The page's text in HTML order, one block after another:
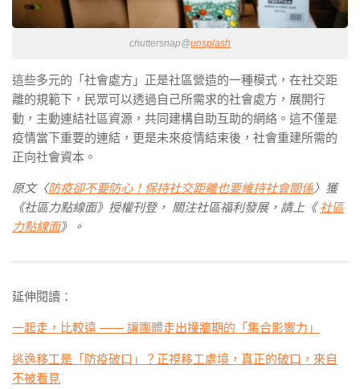
chuttersnap@unsplash
這些多元的「社會處方」正是社區營造的一種模式，在社交距
離的規範下，民眾可以透過自己所需求的社會處方，展開行
動，主動連結社區資源，共同建構自助互助的網絡。這不僅是
疫情當下重要的連結，更是未來疫情結束後，社會重建所需的
正向社會資本。
原文〈防疫卻不要防心！保持社交距離也要維持社會關係〉獲
《社區力點線面》授權刊登， 關注社區福利發展，請上《社區
力點線面》。
延伸閱讀：
一起走，比較遠 —— 讓團體走出撞牆期的「集合影響力」
逃逸移工是「防疫破口」？正視移工處境，真正的破口，來自
不被看見